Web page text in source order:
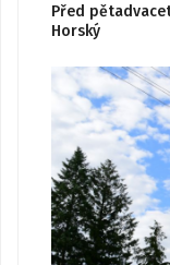
Před
Horský